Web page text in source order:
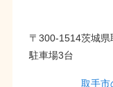
〒300-1514茨城県
駐車場3台
取手市